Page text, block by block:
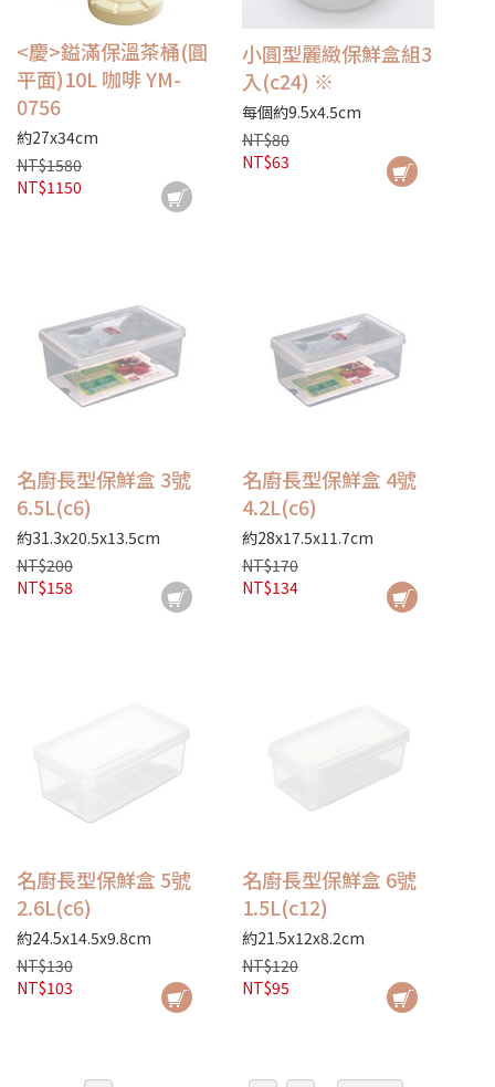
<慶>鎰滿保溫茶桶(圓
平面)10L 咖啡 YM-
0756
約27x34cm
NT$1580
NT$1150
小圓型麗緻保鮮盒組3
入(c24) ※
每個約9.5x4.5cm
NT$80
NT$63
名廚長型保鮮盒 3號
6.5L(c6)
約31.3x20.5x13.5cm
NT$200
NT$158
名廚長型保鮮盒 4號
4.2L(c6)
約28x17.5x11.7cm
NT$170
NT$134
名廚長型保鮮盒 5號
2.6L(c6)
約24.5x14.5x9.8cm
NT$130
NT$103
名廚長型保鮮盒 6號
1.5L(c12)
約21.5x12x8.2cm
NT$120
NT$95